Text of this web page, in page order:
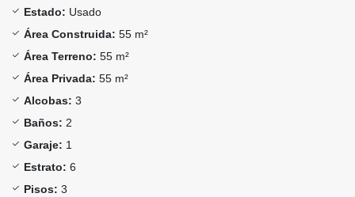
Estado: Usado
Área Construida: 55 m²
Área Terreno: 55 m²
Área Privada: 55 m²
Alcobas: 3
Baños: 2
Garaje: 1
Estrato: 6
Pisos: 3